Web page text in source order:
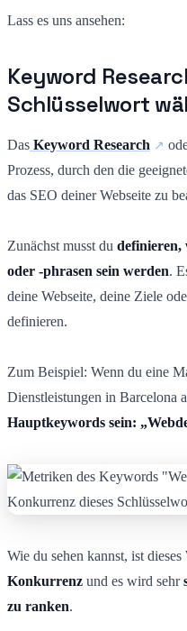
Lass es uns ansehen:
Keyword
Schlüsselwort
Das Keyword Research
Prozess, durch den die
das SEO deiner Webseite zu
Zunächst musst du definieren,
oder -phrasen sein werden.
deine Webseite, deine Ziele
definieren.
Zum Beispiel: Wenn du eine
Dienstleistungen in Barcelona
Hauptkeywords sein:
Wie du sehen kannst, ist
Konkurrenz und es wird sehr
zu ranken.